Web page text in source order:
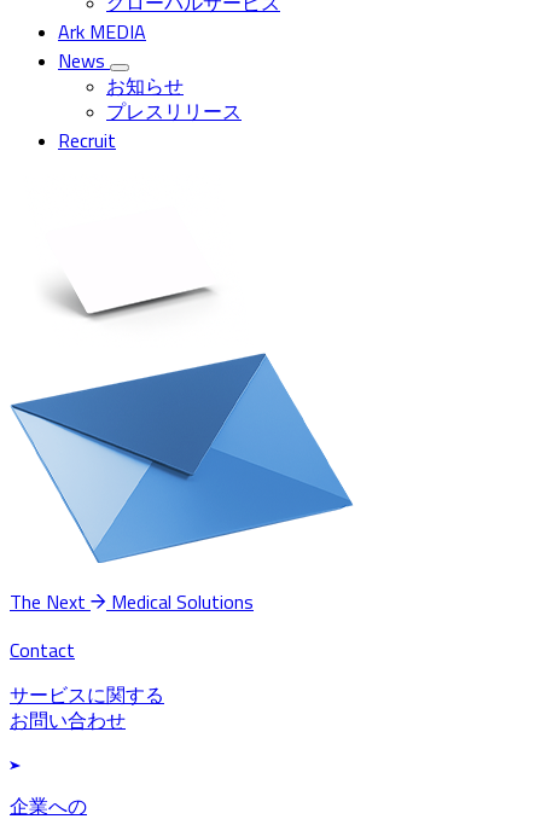
Ark MEDIA
News
お知らせ
プレスリリース
Recruit
The Next
Medical Solutions
Contact
サービスに関する
お問い合わせ
企業への